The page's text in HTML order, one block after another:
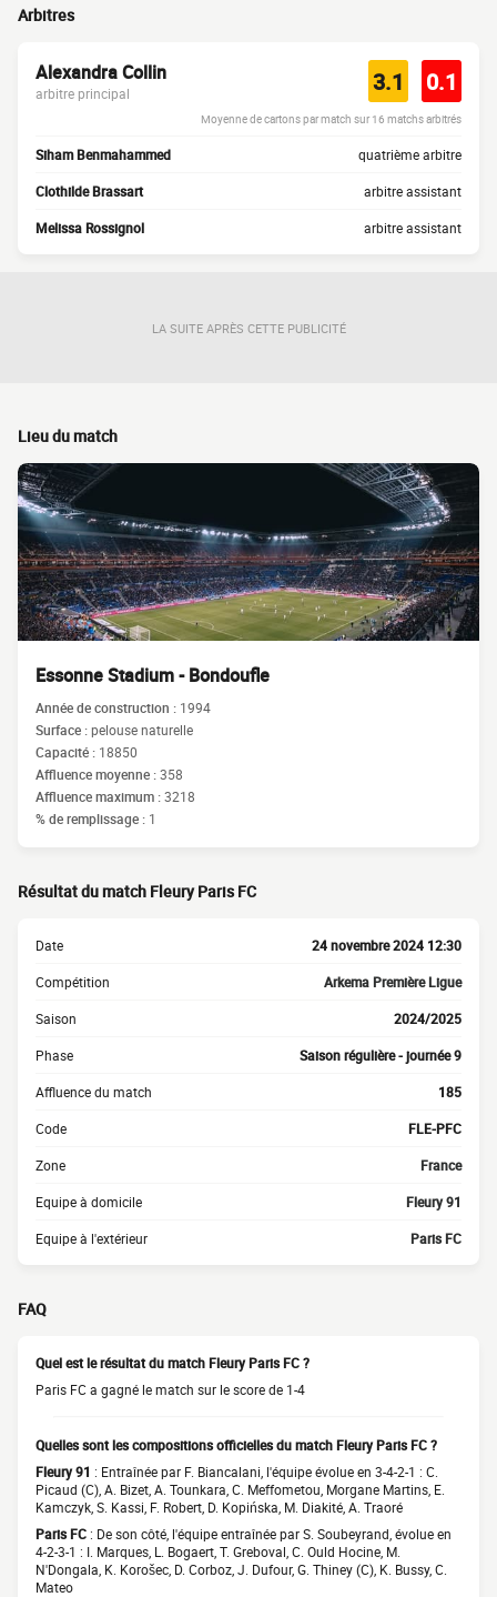
Arbitres
Alexandra Collin
arbitre principal 3.1 0.1
Moyenne de cartons par match sur 16 matchs arbitrés
Siham Benmahammed quatrième arbitre
Clothilde Brassart arbitre assistant
Melissa Rossignol arbitre assistant
LA SUITE APRÈS CETTE PUBLICITÉ
Lieu du match
Essonne Stadium - Bondoufle
Année de construction : 1994
Surface :pelouse naturelle
Capacité : 18850
Affluence moyenne :358
Affluence maximum :3218
% de remplissage : 1
Résultat du match Fleury Paris FC
Date 24 novembre 2024 12:30
Compétition Arkema Première Ligue
Saison 2024/2025
Phase Saison régulière - journée 9
Affluence du match 185
Code FLE-PFC
Zone France
Equipe à domicile Fleury 91
Equipe à l'extérieur Paris FC
FAQ
Quel est le résultat du match Fleury Paris FC ?
Paris FC a gagné le match sur le score de 1-4
Quelles sont les compositions officielles du match Fleury Paris FC ?
Fleury 91 : Entraînée par F. Biancalani, l'équipe évolue en 3-4-2-1 : C.
Picaud (C), A. Bizet, A. Tounkara, C. Meffometou, Morgane Martins, E.
Kamczyk, S. Kassi, F. Robert, D. Kopińska, M. Diakité, A. Traoré
Paris FC : De son côté, l'équipe entraînée par S. Soubeyrand, évolue en
4-2-3-1 : I. Marques, L. Bogaert, T. Greboval, C. Ould Hocine, M.
N'Dongala, K. Korošec, D. Corboz, J. Dufour, G. Thiney (C), K. Bussy, C.
Mateo